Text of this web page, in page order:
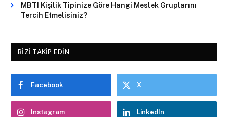
MBTI Kişilik Tipinize Göre Hangi Meslek Gruplarını
Tercih Etmelisiniz?
BIZI TAKIP EDIN
Facebook X
Instagram LinkedIn